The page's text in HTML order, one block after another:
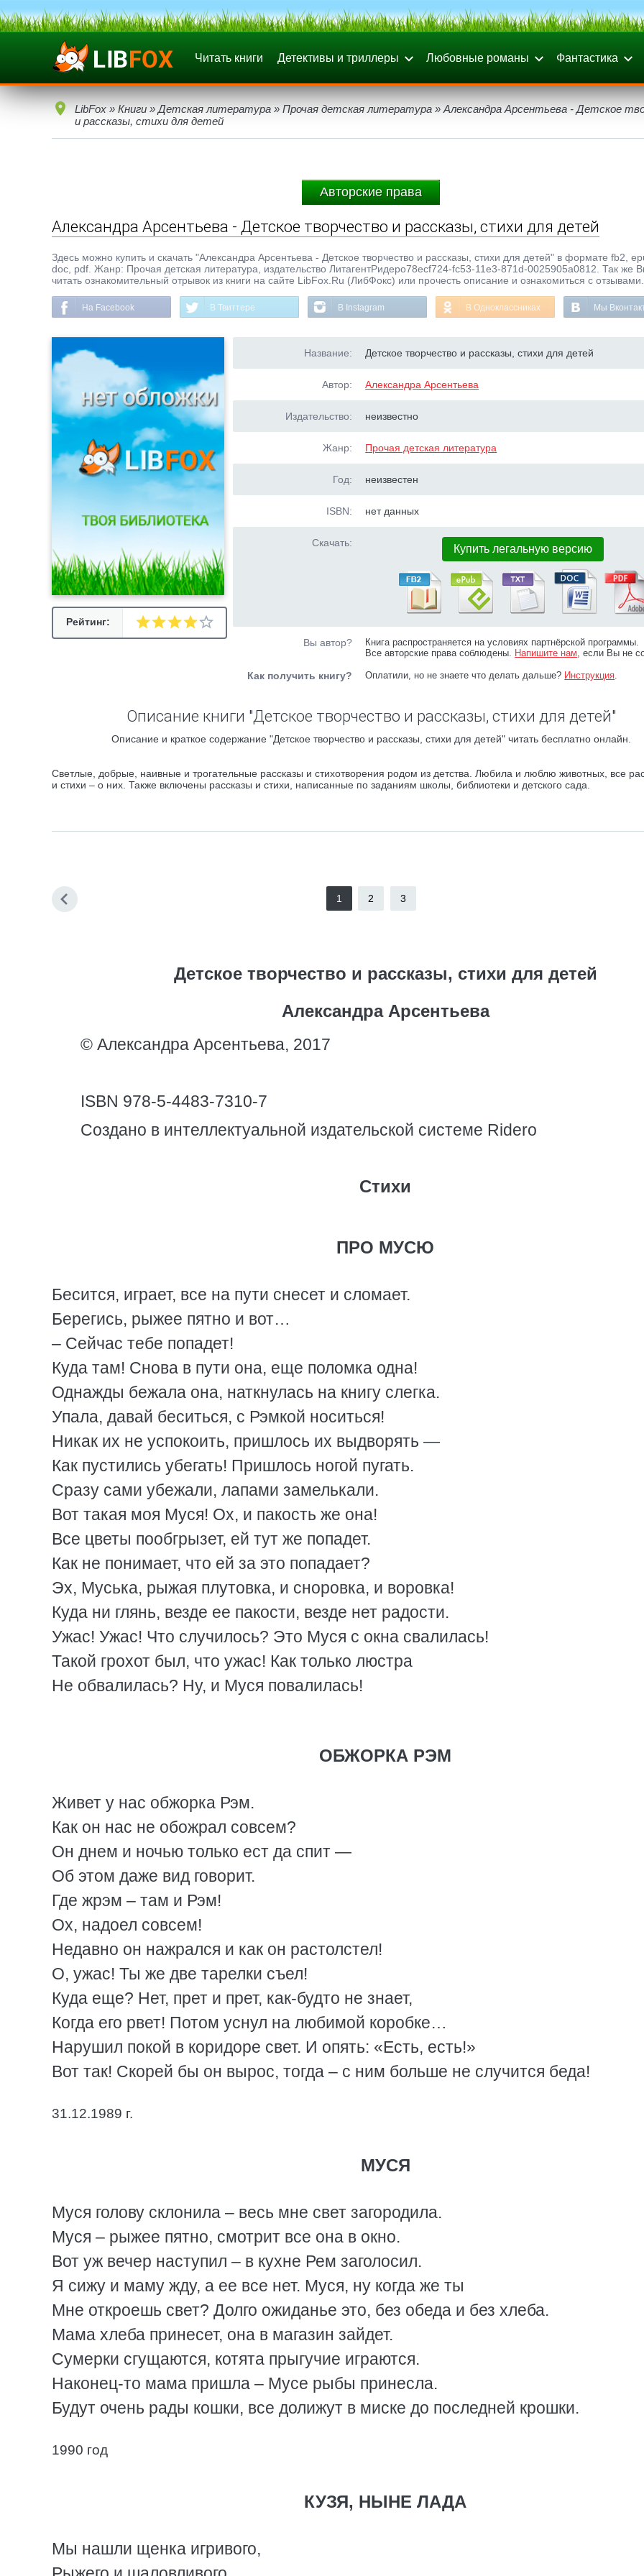
Читать книги Детективы и триллеры Любовные романы Фантастика
LibFox » Книги » Детская литература » Прочая детская литература » Александра Арсентьева - Детское
и рассказы, стихи для детей
Авторские права
Александра Арсентьева - Детское творчество и рассказы, стихи для детей
Здесь можно купить и скачать "Александра Арсентьева - Детское творчество и рассказы, стихи для детей" в формате fb2,
doc, pdf. Жанр: Прочая детская литература, издательство ЛитагентРидеро78ecf724-fc53-11e3-871d-0025905a0812. Так же
читать ознакомительный отрывок из книги на сайте LibFox.Ru (ЛибФокс) или прочесть описание и ознакомиться с отзывами.
На Facebook В Твиттере В Instagram В Одноклассниках Мы
Рейтинг:
Название: Детское творчество и рассказы, стихи для детей
Автор: Александра Арсентьева
Издательство: неизвестно
Жанр: Прочая детская литература
Год: неизвестен
ISBN: нет данных
Скачать: Купить легальную версию
Вы автор?
Книга распространяется на условиях партнёрской программы.
Все авторские права соблюдены. Напишите нам, если Вы не
Как получить книгу? Оплатили, но не знаете что делать дальше? Инструкция.
Описание книги "Детское творчество и рассказы, стихи для детей"
Описание и краткое содержание "Детское творчество и рассказы, стихи для детей" читать бесплатно онлайн.
Светлые, добрые, наивные и трогательные рассказы и стихотворения родом из детства. Любила и люблю животных, все
и стихи – о них. Также включены рассказы и стихи, написанные по заданиям школы, библиотеки и детского сада.
1 2 3
Детское творчество и рассказы, стихи для детей
Александра Арсентьева
© Александра Арсентьева, 2017
ISBN 978-5-4483-7310-7
Создано в интеллектуальной издательской системе Ridero
Стихи
ПРО МУСЮ
Бесится, играет, все на пути снесет и сломает.
Берегись, рыжее пятно и вот…
– Сейчас тебе попадет!
Куда там! Снова в пути она, еще поломка одна!
Однажды бежала она, наткнулась на книгу слегка.
Упала, давай беситься, с Рэмкой носиться!
Никак их не успокоить, пришлось их выдворять —
Как пустились убегать! Пришлось ногой пугать.
Сразу сами убежали, лапами замелькали.
Вот такая моя Муся! Ох, и пакость же она!
Все цветы пообгрызет, ей тут же попадет.
Как не понимает, что ей за это попадает?
Эх, Муська, рыжая плутовка, и сноровка, и воровка!
Куда ни глянь, везде ее пакости, везде нет радости.
Ужас! Ужас! Что случилось? Это Муся с окна свалилась!
Такой грохот был, что ужас! Как только люстра
Не обвалилась? Ну, и Муся повалилась!
ОБЖОРКА РЭМ
Живет у нас обжорка Рэм.
Как он нас не обожрал совсем?
Он днем и ночью только ест да спит —
Об этом даже вид говорит.
Где жрэм – там и Рэм!
Ох, надоел совсем!
Недавно он нажрался и как он растолстел!
О, ужас! Ты же две тарелки съел!
Куда еще? Нет, прет и прет, как-будто не знает,
Когда его рвет! Потом уснул на любимой коробке…
Нарушил покой в коридоре свет. И опять: «Есть, есть!»
Вот так! Скорей бы он вырос, тогда – с ним больше не случится беда!
31.12.1989 г.
МУСЯ
Муся голову склонила – весь мне свет загородила.
Муся – рыжее пятно, смотрит все она в окно.
Вот уж вечер наступил – в кухне Рем заголосил.
Я сижу и маму жду, а ее все нет. Муся, ну когда же ты
Мне откроешь свет? Долго ожиданье это, без обеда и без хлеба.
Мама хлеба принесет, она в магазин зайдет.
Сумерки сгущаются, котята прыгучие играются.
Наконец-то мама пришла – Мусе рыбы принесла.
Будут очень рады кошки, все долижут в миске до последней крошки.
1990 год
КУЗЯ, НЫНЕ ЛАДА
Мы нашли щенка игривого,